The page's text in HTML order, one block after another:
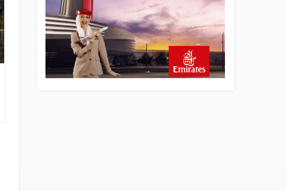
Trump’ı taşıyan Marine One,
yolcu uçağına fazla yaklaştı
7 saat önce
Emirates A380 yolcu